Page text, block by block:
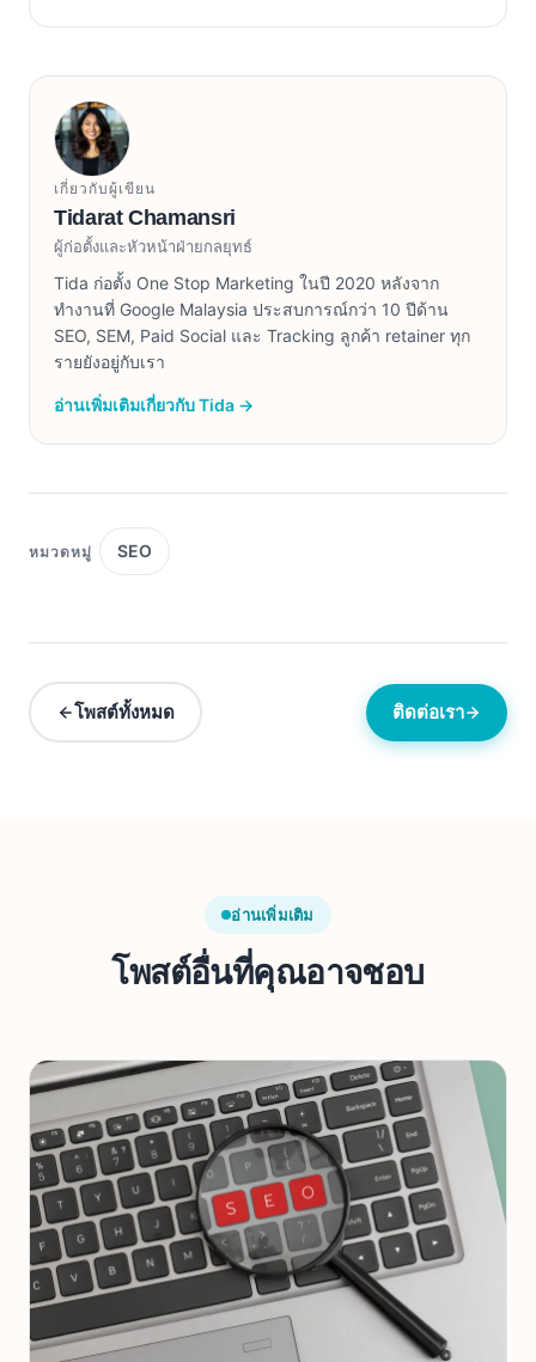
เกี่ยวกับผู้เขียน
Tidarat Chamansri
ผู้ก่อตั้งและหัวหน้าฝ่ายกลยุทธ์
Tida ก่อตั้ง One Stop Marketing ในปี 2020 หลังจาก
ทำงานที่ Google Malaysia ประสบการณ์กว่า 10 ปีด้าน
SEO, SEM, Paid Social และ Tracking ลูกค้า retainer ทุก
รายยังอยู่กับเรา
อ่านเพิ่มเติมเกี่ยวกับ Tida →
หมวดหมู่ SEO
โพสต์ทั้งหมด ติดต่อเรา
อ่านเพิ่มเติม
โพสต์อื่นที่คุณอาจชอบ